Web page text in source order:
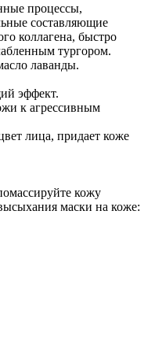
процессы,
составляющие
коллагена, быстро
тургором.
лаванды.
эффект.
к агрессивным
лица, придает коже
кожу
маски на коже: